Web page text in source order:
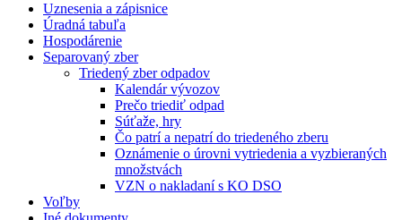
Uznesenia a zápisnice
Úradná tabuľa
Hospodárenie
Separovaný zber
Triedený zber odpadov
Kalendár vývozov
Prečo triediť odpad
Súťaže, hry
Čo patrí a nepatrí do triedeného zberu
Oznámenie o úrovni vytriedenia a vyzbieraných
množstvách
VZN o nakladaní s KO DSO
Voľby